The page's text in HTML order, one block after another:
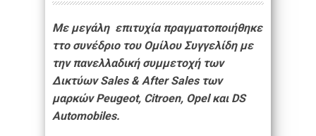
Με μεγάλη επιτυχία πραγματοποιήθηκε
ττο συνέδριο του Ομίλου Συγγελίδη με
την πανελλαδική συμμετοχή των
Δικτύων Sales & After Sales των
μαρκών Peugeot, Citroen, Opel και DS
Automobiles.